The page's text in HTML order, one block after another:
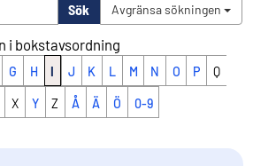
Sök Avgränsa sökningen
i bokstavsordning
G H I J K L M N O P Q
X Y Z Å Ä Ö 0-9